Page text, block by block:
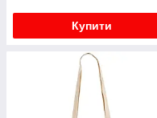
Купити